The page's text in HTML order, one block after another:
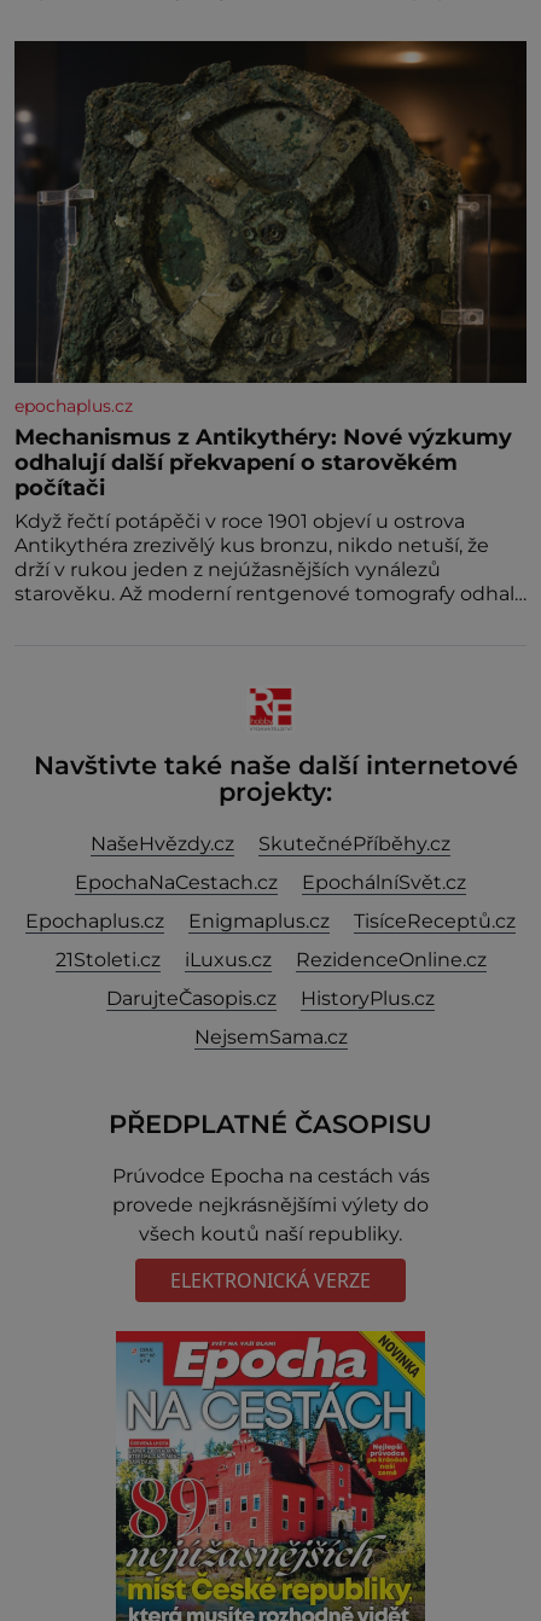
Tragédii o Macbethovi. Napsal ji pro krále Jakuba I.,
jenž v roce 1603 vystřídal
epochaplus.cz
Mechanismus z Antikythéry: Nové výzkumy
odhalují další překvapení o starověkém
počítači
Když řečtí potápěči v roce 1901 objeví u ostrova
Antikythéra zrezivělý kus bronzu, nikdo netuší, že
drží v rukou jeden z nejúžasnějších vynálezů
starověku. Až moderní rentgenové tomografy odhalí
ani po více než sto letech výzkumu
Navštivte také naše další internetové
projekty:
NašeHvězdy.cz
SkutečnéPříběhy.cz
EpochaNaCestach.cz
EpochálníSvět.cz
Epochaplus.cz
Enigmaplus.cz
TisíceReceptů.cz
21Stoleti.cz
iLuxus.cz
RezidenceOnline.cz
DarujteČasopis.cz
HistoryPlus.cz
NejsemSama.cz
PŘEDPLATNÉ ČASOPISU
Prúvodce Epocha na cestách vás
provede nejkrásnějšími výlety do
všech koutů naší republiky.
ELEKTRONICKÁ VERZE